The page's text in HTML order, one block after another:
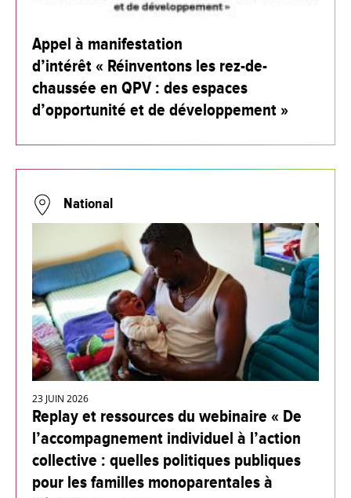
Appel à manifestation
d’intérêt « Réinventons les rez-de-
chaussée en QPV : des espaces
d’opportunité et de développement »
National
23 JUIN 2026
Replay et ressources du webinaire « De
l’accompagnement individuel à l’action
collective : quelles politiques publiques
pour les familles monoparentales à